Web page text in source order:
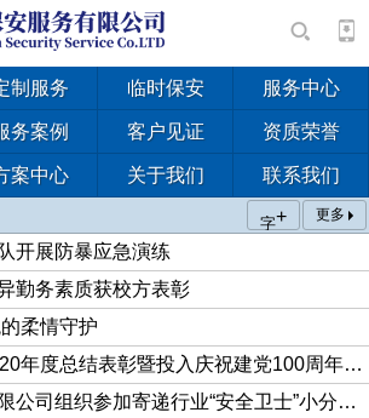
制服务 临时保安 服务中心
务案例 客户见证 资质荣誉
案中心 关于我们
联系我们
更多
字+
开展防暴应急演练
勤务素质获校方表彰
柔情守护
广州市保安行业2020年度总结表彰暨投入庆祝建党100周年安保工作动员大会顺利召开
昆山市保安服务有限公司组织参加寄递行业“安全卫士”小分队成立仪式